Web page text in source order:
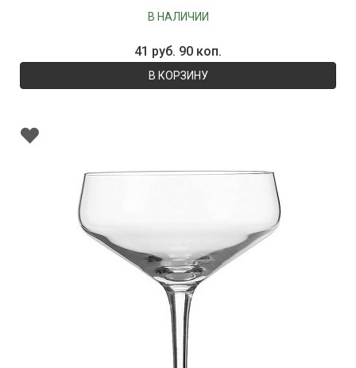
В НАЛИЧИИ
41 руб. 90 коп.
В КОРЗИНУ